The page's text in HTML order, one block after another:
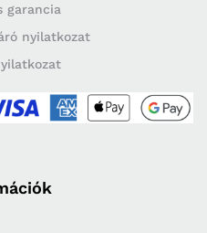
garancia
nyilatkozat